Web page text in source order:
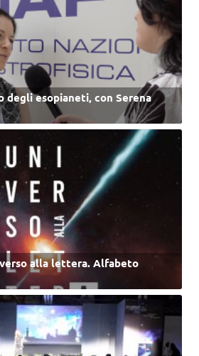
degli esopianeti, con Serena
alla lettera. Alfabeto